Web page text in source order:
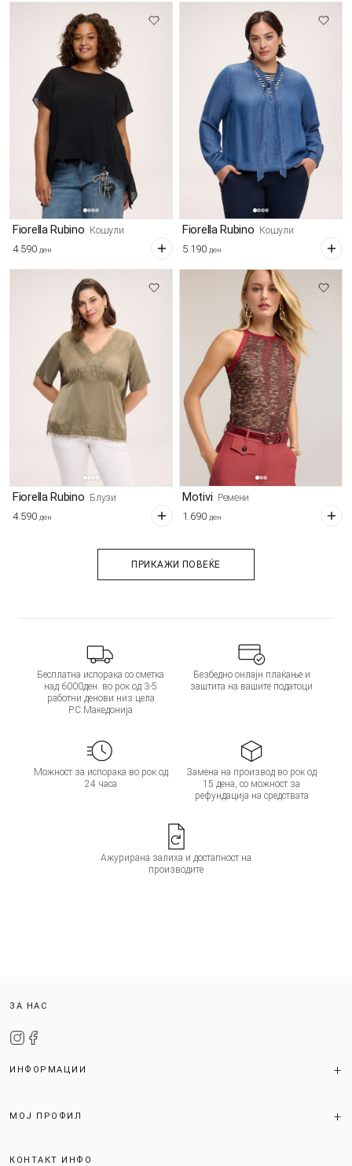
Fiorella Rubino Кошули
4.590 ден
Fiorella Rubino Кошули
5.190 ден
Fiorella Rubino Блузи
4.590 ден
Motivi Ремени
1.690 ден
ПРИКАЖИ ПОВЕЌЕ
Бесплатна испорака со сметка
над 6000ден. во рок од 3-5
работни денови низ цела
Р.С.Македонија
Безбедно онлајн плаќање и
заштита на вашите податоци
Можност за испорака во рок од
24 часа
Замена на производ во рок од
15 дена, со можност за
рефундација на средствата
Ажурирана залиха и достапност на
производите
ЗА НАС
ИНФОРМАЦИИ
МОЈ ПРОФИЛ
КОНТАКТ ИНФО